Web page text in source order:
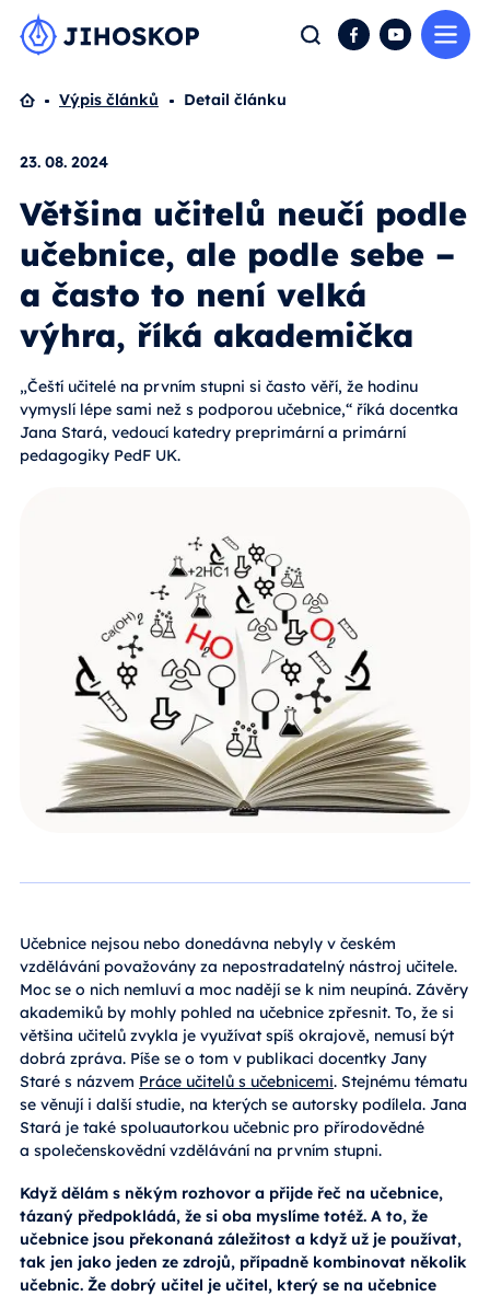
Hledat FacebookYouTube
Domů
Výpis článků Detail článku
23. 08. 2024
Většina učitelů neučí podle
učebnice, ale podle sebe –
a často to není velká
výhra, říká akademička
„Čeští učitelé na prvním stupni si často věří, že hodinu
vymyslí lépe sami než s podporou učebnice,“ říká docentka
Jana Stará, vedoucí katedry preprimární a primární
pedagogiky PedF UK.
Učebnice nejsou nebo donedávna nebyly v českém
vzdělávání považovány za nepostradatelný nástroj učitele.
Moc se o nich nemluví a moc nadějí se k nim neupíná. Závěry
akademiků by mohly pohled na učebnice zpřesnit. To, že si
většina učitelů zvykla je využívat spíš okrajově, nemusí být
dobrá zpráva. Píše se o tom v publikaci docentky Jany
Staré s názvem Práce učitelů s učebnicemi. Stejnému tématu
se věnují i další studie, na kterých se autorsky podílela. Jana
Stará je také spoluautorkou učebnic pro přírodovědné
a společenskovědní vzdělávání na prvním stupni.
Když dělám s někým rozhovor a přijde řeč na učebnice,
tázaný předpokládá, že si oba myslíme totéž. A to, že
učebnice jsou překonaná záležitost a když už je používat,
tak jen jako jeden ze zdrojů, případně kombinovat několik
učebnic. Že dobrý učitel je učitel, který se na učebnice